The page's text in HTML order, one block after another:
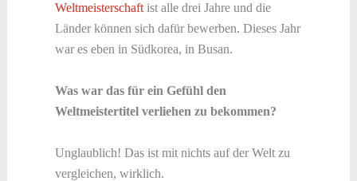
Weltmeisterschaftist alle drei Jahre und die
Länder können sich dafür bewerben. Dieses Jahr
war es eben in Südkorea, in Busan.
Was war das für ein Gefühl den
Weltmeistertitel verliehen zu bekommen?
Unglaublich! Das ist mit nichts auf der Welt zu
vergleichen, wirklich.